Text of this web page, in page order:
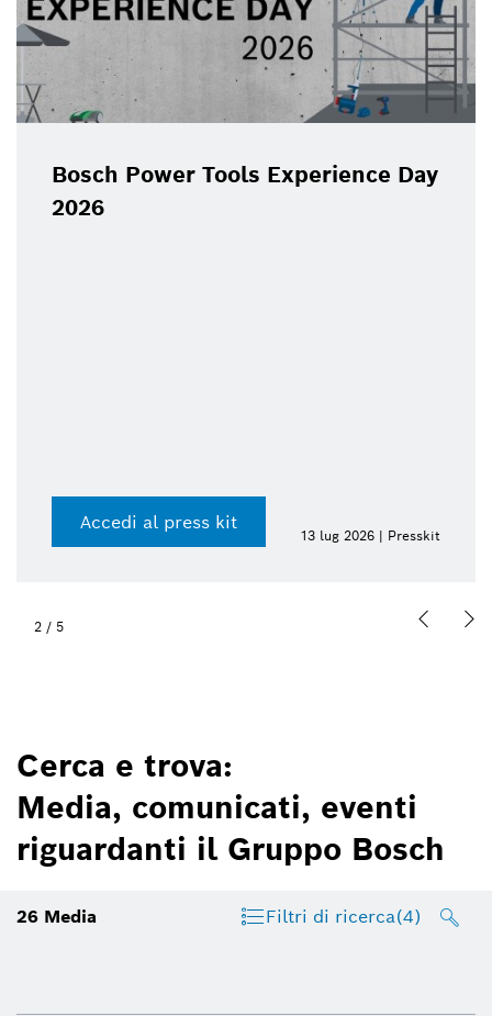
Bosch Power Tools Experience Day
2026
Accedi al press kit
13 lug 2026 | Presskit
2 / 5
Cerca e trova:
Media, comunicati, eventi
riguardanti il Gruppo Bosch
26 Media Filtri di ricerca(4)